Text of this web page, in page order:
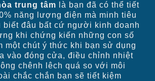
trung tâm là bạn đã có thể tiết
năng lượng điện mà minh tiêu
biết đâu bất cứ người kinh doanh
khi chứng kiến những con số
một chút ý thức khi bạn sử dụng
vào đóng cửa, điều chỉnh nhiệt
chênh lêch quá so với môi
chắc chắn bạn sẽ tiết kiệm